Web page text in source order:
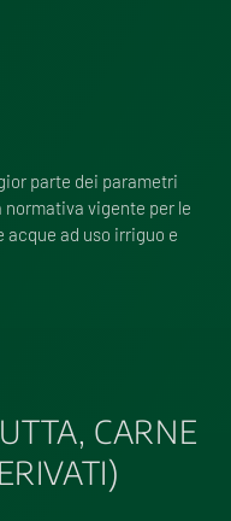
parte dei parametri
vigente per le
acque ad uso irriguo e
CARNE